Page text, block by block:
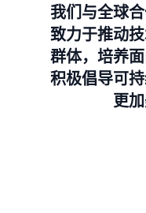
我们与全球
致力于推动
群体，培养
积极倡导可
更